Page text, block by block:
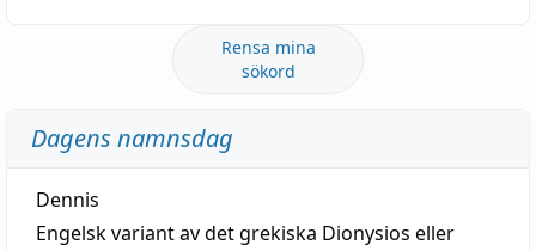
Rensa mina
sökord
Dagens namnsdag
Dennis
Engelsk variant av det grekiska Dionysios eller